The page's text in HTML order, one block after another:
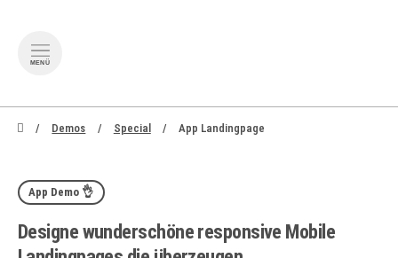
MENÜ
zum Inhalt springen
Demos Special App Landingpage
App Demo 👌
Designe wunderschöne responsive Mobile